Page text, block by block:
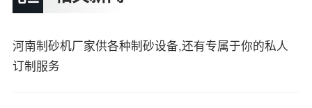
河南制砂机厂家供各种制砂设备,还有专属于你的私人
订制服务